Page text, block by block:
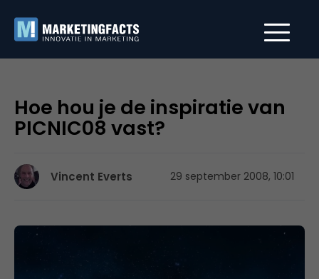
Hoe hou je de inspiratie van
PICNIC08 vast?
Vincent Everts 29 september 2008, 10:01